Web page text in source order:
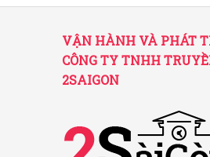
VẬN HÀNH VÀ PHÁT
CÔNG TY TNHH
2SAIGON